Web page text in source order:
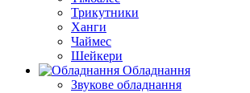
Трикутники
Ханги
Чаймес
Шейкери
Обладнання
Звукове обладнання